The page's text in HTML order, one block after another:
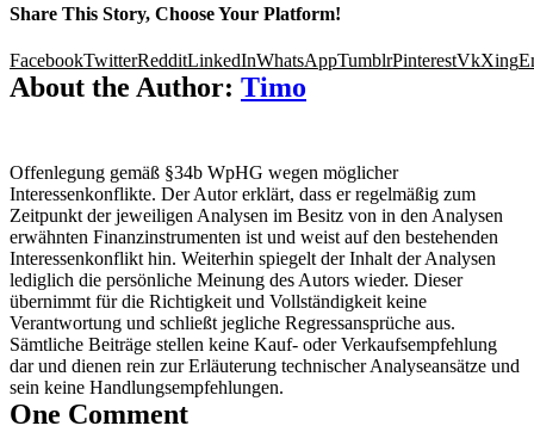
Share This Story, Choose Your Platform!
FacebookTwitterRedditLinkedInWhatsAppTumblrPinterestVkXing
About the Author: Timo
Offenlegung gemäß §34b WpHG wegen möglicher
Interessenkonflikte. Der Autor erklärt, dass er regelmäßig zum
Zeitpunkt der jeweiligen Analysen im Besitz von in den Analysen
erwähnten Finanzinstrumenten ist und weist auf den bestehenden
Interessenkonflikt hin. Weiterhin spiegelt der Inhalt der Analysen
lediglich die persönliche Meinung des Autors wieder. Dieser
übernimmt für die Richtigkeit und Vollständigkeit keine
Verantwortung und schließt jegliche Regressansprüche aus.
Sämtliche Beiträge stellen keine Kauf- oder Verkaufsempfehlung
dar und dienen rein zur Erläuterung technischer Analyseansätze und
sein keine Handlungsempfehlungen.
One Comment